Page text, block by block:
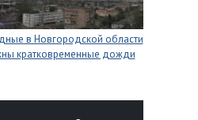
в Новгородской области
кратковременные дожди